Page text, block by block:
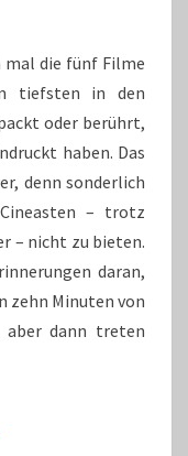
mal die fünf Filme
tiefsten in den
oder berührt,
haben. Das
denn sonderlich
– trotz
– nicht zu bieten.
daran,
zehn Minuten von
aber dann treten